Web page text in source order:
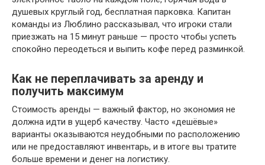
душевых круглый год, бесплатная парковка. Капитан
команды из Люблино рассказывал, что игроки стали
приезжать на 15 минут раньше — просто чтобы успеть
спокойно переодеться и выпить кофе перед разминкой.
Как не переплачивать за аренду и
получить максимум
Стоимость аренды — важный фактор, но экономия не
должна идти в ущерб качеству. Часто «дешёвые»
варианты оказываются неудобными по расположению
или не предоставляют инвентарь, и в итоге вы тратите
больше времени и денег на логистику.